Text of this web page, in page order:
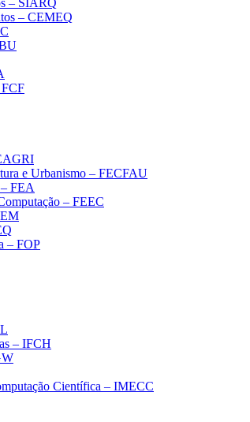
– SIARQ
– CEMEQ
FCF
e Urbanismo – FECFAU
FEA
– FEEC
– FOP
– IFCH
Científica – IMECC